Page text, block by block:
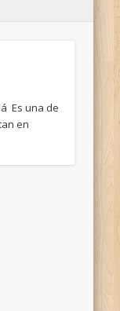
Es una de
en